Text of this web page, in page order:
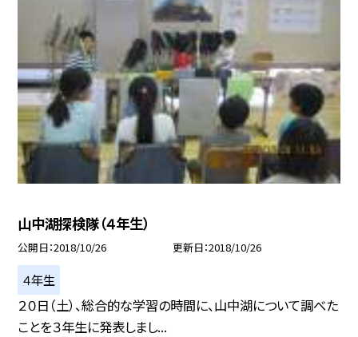
山中湖探検隊（４年生）
公開日 2018/10/26 更新日 2018/10/26
４年生
２０日（土）、総合的な学習の時間に、山中湖について調べた
ことを３年生に発表しまし...